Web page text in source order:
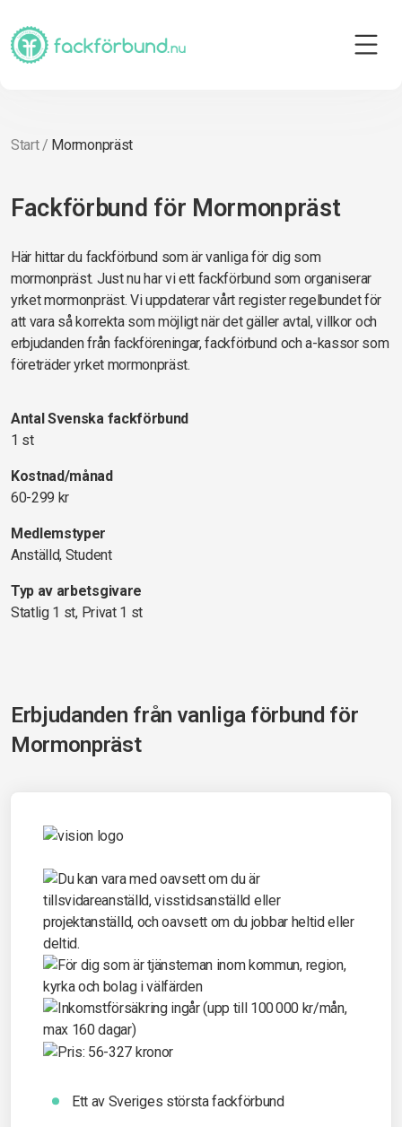
Start/ Mormonpräst
Fackförbund för Mormonpräst
Här hittar du fackförbund som är vanliga för dig som
mormonpräst. Just nu har vi ett fackförbund som organiserar
yrket mormonpräst. Vi uppdaterar vårt register regelbundet för
att vara så korrekta som möjligt när det gäller avtal, villkor och
erbjudanden från fackföreningar, fackförbund och a-kassor som
företräder yrket mormonpräst.
Antal Svenska fackförbund
1 st
Kostnad/månad
60-299 kr
Medlemstyper
Anställd, Student
Typ av arbetsgivare
Statlig 1 st, Privat 1 st
Erbjudanden från vanliga förbund för
Mormonpräst
Ett av Sveriges största fackförbund